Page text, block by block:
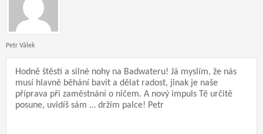
Petr Válek
Hodně štěstí a silné nohy na Badwateru! Já myslím, že nás
musí hlavně běhání bavit a dělat radost, jinak je naše
příprava při zaměstnání o ničem. A nový impuls Tě určitě
posune, uvidíš sám … držím palce! Petr